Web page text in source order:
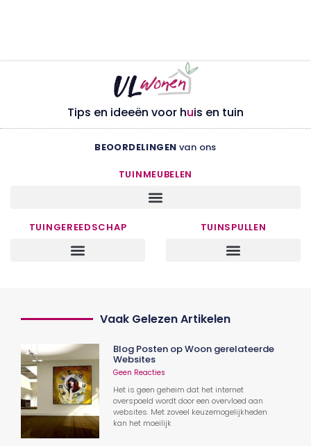
Tips en ideeën voor huis en tuin
BEOORDELINGEN van ons
TUINMEUBELEN
TUINGEREEDSCHAP TUINSPULLEN
Vaak Gelezen Artikelen
Blog Posten op Woon gerelateerde
Websites
Geen Reacties
Het is geen geheim dat het internet
overspoeld wordt door een overvloed aan
websites. Met zoveel keuzemogelijkheden
kan het moeilijk